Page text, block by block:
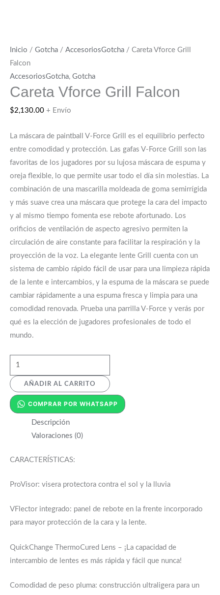
Inicio / Gotcha / AccesoriosGotcha / Careta Vforce Grill
Falcon
AccesoriosGotcha, Gotcha
Careta Vforce Grill Falcon
$2,130.00 + Envío
La máscara de paintball V-Force Grill es el equilibrio perfecto
entre comodidad y protección. Las gafas V-Force Grill son las
favoritas de los jugadores por su lujosa máscara de espuma y
oreja flexible, lo que permite usar todo el día sin molestias. La
combinación de una mascarilla moldeada de goma semirrígida
y más suave crea una máscara que protege la cara del impacto
y al mismo tiempo fomenta ese rebote afortunado. Los
orificios de ventilación de aspecto agresivo permiten la
circulación de aire constante para facilitar la respiración y la
proyección de la voz. La elegante lente Grill cuenta con un
sistema de cambio rápido fácil de usar para una limpieza rápida
de la lente e intercambios, y la espuma de la máscara se puede
cambiar rápidamente a una espuma fresca y limpia para una
comodidad renovada. Prueba una parrilla V-Force y verás por
qué es la elección de jugadores profesionales de todo el
mundo.
AÑADIR AL CARRITO
COMPRAR POR WHATSAPP
Descripción
Valoraciones (0)
CARACTERÍSTICAS:
ProVisor: visera protectora contra el sol y la lluvia
VFlector integrado: panel de rebote en la frente incorporado
para mayor protección de la cara y la lente.
QuickChange ThermoCured Lens – ¡La capacidad de
intercambio de lentes es más rápida y fácil que nunca!
Comodidad de peso pluma: construcción ultraligera para un